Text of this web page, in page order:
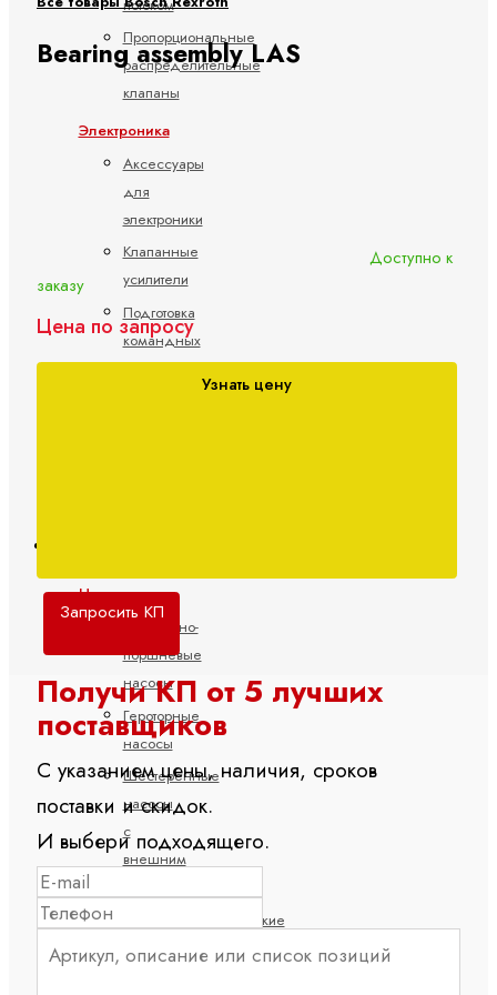
Пропорциональные
распределительные
клапаны
Электроника
Аксессуары
для
электроники
Клапанные
усилители
Подготовка
командных
значений
Насосы
Аксиально-
поршневые
насосы
Героторные
насосы
Шестеренные
насосы
с
внешним
Электрогидравлические
насосы
Bearing assembly LAS
Доступно к
заказу
Цена по запросу
Узнать цену
Запросить КП
Получи КП от 5 лучших
поставщиков
С указанием цены, наличия, сроков
поставки и скидок.
И выбери подходящего.